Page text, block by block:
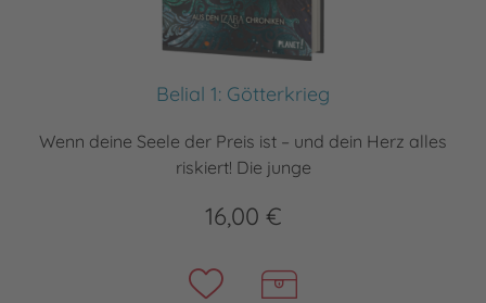
Belial 1: Götterkrieg
Wenn deine Seele der Preis ist – und dein Herz alles
riskiert! Die junge
16,00 €